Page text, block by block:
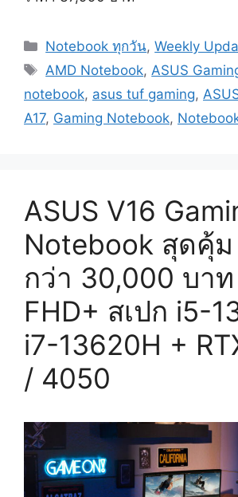
Categories
Notebook ทุกวัน,Weekly
Tags
AMD Notebook,ASUS
notebook, asus tuf gaming,
A17, Gaming Notebook,
ASUS V16
Notebook สุดคุ้
กว่า 30,000 บา
FHD+ สเปก i5-
i7-13620H +
/ 4050